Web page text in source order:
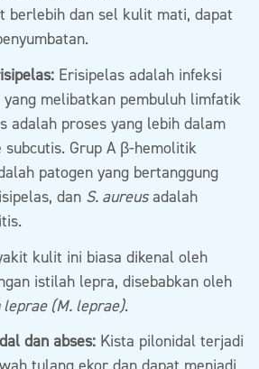
berlebih dan sel kulit mati, dapat
Erisipelas adalah infeksi
melibatkan pembuluh limfatik
adalah proses yang lebih dalam
subcutis. Grup A β-hemolitik
patogen yang bertanggung
dan S. aureusadalah
kulit ini biasa dikenal oleh
istilah lepra, disebabkan oleh
(M. leprae).
dan abses:Kista pilonidal terjadi